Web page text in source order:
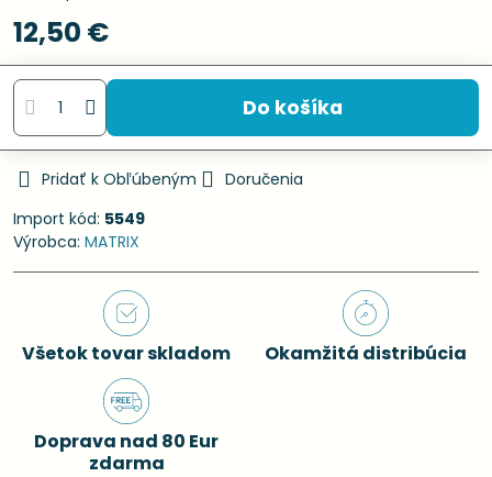
12,50 €
Do košíka
Pridať k Obľúbeným
Doručenia
Import kód: 5549
Výrobca: MATRIX
Všetok tovar skladom Okamžitá distribúcia
Doprava nad 80 Eur
zdarma